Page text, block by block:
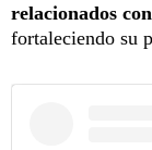
relacionados
fortaleciendo su